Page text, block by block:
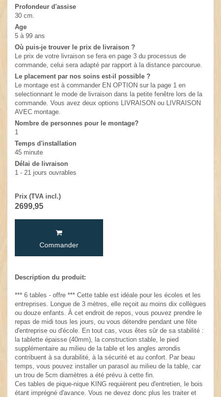
Profondeur d'assise
30 cm.
Age
5 à 99 ans
Où puis-je trouver le prix de livraison ?
Le prix de votre livraison se fera en page 3 du processus de
commande, celui sera adapté par rapport à la distance parcourue.
Le placement par nos soins est-il possible ?
Le montage est à commander EN OPTION sur la page 1 en
selectionnant le mode de livraison dans la petite fenêtre lors de la
commande. Vous avez deux options LIVRAISON ou LIVRAISON
AVEC montage.
Nombre de personnes pour le montage?
1
Temps d'installation
45 minute
Délai de livraison
1 - 21 jours ouvrables
Prix (TVA incl.)
2699,95
Commander
Description du produit:
*** 6 tables - offre *** Cette table est idéale pour les écoles et les
entreprises. Longue de 3 mètres, elle reçoit au moins dix collègues
ou douze enfants. À cet endroit de repos, vous pouvez prendre le
repas de midi tous les jours, ou vous détendre pendant une fête
d'entreprise ou d'école. En tout cas, vous êtes sûr de sa stabilité :
la tablette épaisse (40mm), la construction stable, le pied
supplémentaire au milieu de la table et les angles arrondis
contribuent à sa durabilité, à la sécurité et au confort. Par beau
temps, vous pouvez installer un parasol au milieu de la table, car
un trou de 5cm diamètres a été prévu à cette fin.
Ces tables de pique-nique KING requièrent peu d'entretien, le bois
étant imprégné d'avance. Vous ne devez donc plus les traiter et